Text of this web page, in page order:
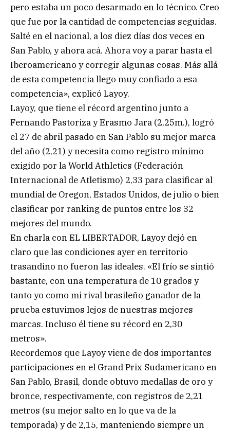
pero estaba un poco desarmado en lo técnico. Creo
que fue por la cantidad de competencias seguidas.
Salté en el nacional, a los diez días dos veces en
San Pablo, y ahora acá. Ahora voy a parar hasta el
Iberoamericano y corregir algunas cosas. Más allá
de esta competencia llego muy confiado a esa
competencia», explicó Layoy.
Layoy, que tiene el récord argentino junto a
Fernando Pastoriza y Erasmo Jara (2,25m.), logró
el 27 de abril pasado en San Pablo su mejor marca
del año (2,21) y necesita como registro mínimo
exigido por la World Athletics (Federación
Internacional de Atletismo) 2,33 para clasificar al
mundial de Oregon, Estados Unidos, de julio o bien
clasificar por ranking de puntos entre los 32
mejores del mundo.
En charla con EL LIBERTADOR, Layoy dejó en
claro que las condiciones ayer en territorio
trasandino no fueron las ideales. «El frío se sintió
bastante, con una temperatura de 10 grados y
tanto yo como mi rival brasileño ganador de la
prueba estuvimos lejos de nuestras mejores
marcas. Incluso él tiene su récord en 2,30
metros».
Recordemos que Layoy viene de dos importantes
participaciones en el Grand Prix Sudamericano en
San Pablo, Brasil, donde obtuvo medallas de oro y
bronce, respectivamente, con registros de 2,21
metros (su mejor salto en lo que va de la
temporada) y de 2,15, manteniendo siempre un